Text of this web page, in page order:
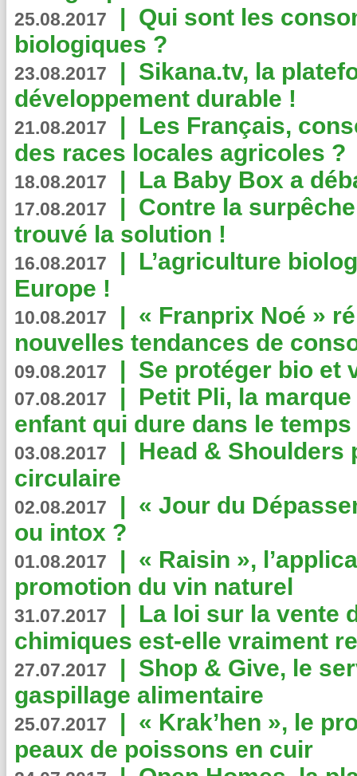
25.08.2017 | Qui sont les
biologiques ?
23.08.2017 | Sikana.tv, la
développement durable !
21.08.2017 | Les Français,
des races locales agricoles ?
18.08.2017 | La Baby Box a
17.08.2017 | Contre la
trouvé la solution !
16.08.2017 | L’agriculture
Europe !
10.08.2017 | « Franprix Noé »
nouvelles tendances de
09.08.2017 | Se protéger bio et
07.08.2017 | Petit Pli, la
enfant qui dure dans le temps
03.08.2017 | Head & Shoulders
circulaire
02.08.2017 | « Jour du
ou intox ?
01.08.2017 | « Raisin »,
promotion du vin naturel
31.07.2017 | La loi sur la vente
chimiques est-elle vraiment
27.07.2017 | Shop & Give, le
gaspillage alimentaire
25.07.2017 | « Krak’hen », le
peaux de poissons en cuir